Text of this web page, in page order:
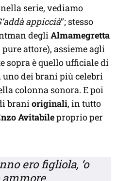
serie, vediamo
appiccià”; stesso
degliAlmamegretta
pure attore), assieme agli
sopra è quello ufficiale di
uno dei brani più celebri
colonna sonora. E poi
branioriginali, in tutto
Avitabileproprio per
ero figliola, ‘o